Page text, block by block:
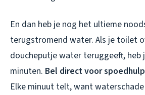
En dan heb je nog het ultieme
terugstromend water. Als je toilet
doucheputje water teruggeeft, heb
minuten. Bel direct voor
Elke minuut telt, want